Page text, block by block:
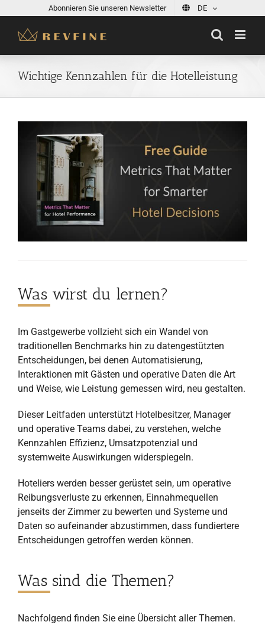
content
Abonnieren Sie unseren Newsletter DE
Wichtige Kennzahlen für die Hotelleistung
Larger
Image
Was wirst du lernen?
Im Gastgewerbe vollzieht sich ein Wandel von
traditionellen Benchmarks hin zu datengestützten
Entscheidungen, bei denen Automatisierung,
Interaktionen mit Gästen und operative Daten die Art
und Weise, wie Leistung gemessen wird, neu gestalten.
Dieser Leitfaden unterstützt Hotelbesitzer, Manager
und operative Teams dabei, zu verstehen, welche
Kennzahlen Effizienz, Umsatzpotenzial und
systemweite Auswirkungen widerspiegeln.
Hoteliers werden besser gerüstet sein, um operative
Reibungsverluste zu erkennen, Einnahmequellen
jenseits der Zimmer zu bewerten und Systeme und
Daten so aufeinander abzustimmen, dass fundiertere
Entscheidungen getroffen werden können.
Was sind die Themen?
Nachfolgend finden Sie eine Übersicht aller Themen.